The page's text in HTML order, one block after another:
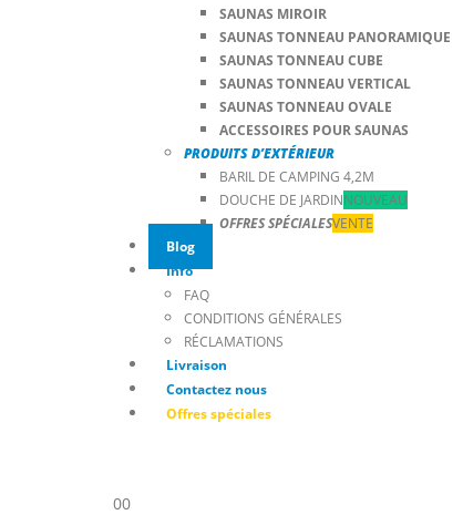
SAUNAS MIROIR
SAUNAS TONNEAU PANORAMIQUE
SAUNAS TONNEAU CUBE
SAUNAS TONNEAU VERTICAL
SAUNAS TONNEAU OVALE
ACCESSOIRES POUR SAUNAS
PRODUITS D’EXTÉRIEUR
BARIL DE CAMPING 4,2M
DOUCHE DE JARDINNOUVEAU
OFFRES SPÉCIALESVENTE
Blog
Info
FAQ
CONDITIONS GÉNÉRALES
RÉCLAMATIONS
Livraison
Contactez nous
Offres spéciales
00